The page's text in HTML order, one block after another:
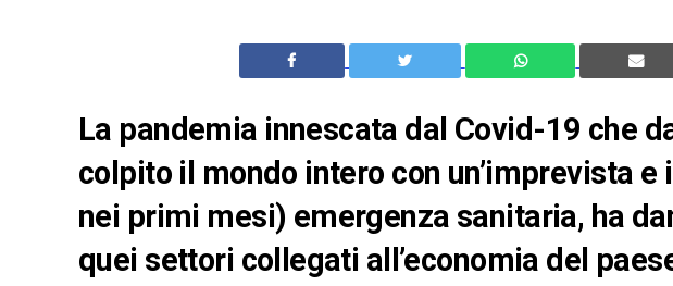
La pandemia innescata dal Covid-19 che
colpito il mondo intero con un’imprevista
nei primi mesi) emergenza sanitaria, ha
quei settori collegati all’economia del